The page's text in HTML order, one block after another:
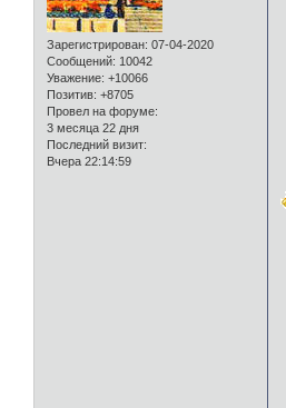
Зарегистрирован: 07-04-2020
Сообщений: 10042
Уважение: +10066
Позитив: +8705
Провел на форуме:
3 месяца 22 дня
Последний визит:
Вчера 22:14:59